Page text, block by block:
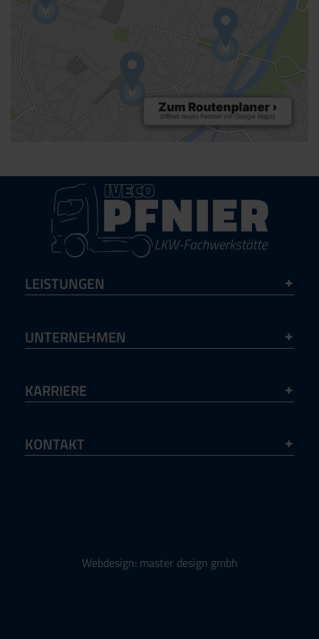
wollen und andererseits auch die Wahlmöglichkeit, wie
wir dabei mit Ihren Daten umgehen sollen.
Sollten Sie Fragen haben, dann ist
ein guter Ort, um über die
Verarbeitung Ihrer Daten, Ihre Rechte und unsere
LEISTUNGEN
UNTERNEHMEN
KARRIERE
KONTAKT
Webdesign: master design gmbh